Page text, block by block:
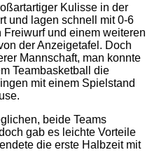
Kulisse in der
und lagen schnell mit 0-6
und einem weiteren
der Anzeigetafel. Doch
Mannschaft, man konnte
Teambasketball die
mit einem Spielstand
beide Teams
gab es leichte Vorteile
die erste Halbzeit mit